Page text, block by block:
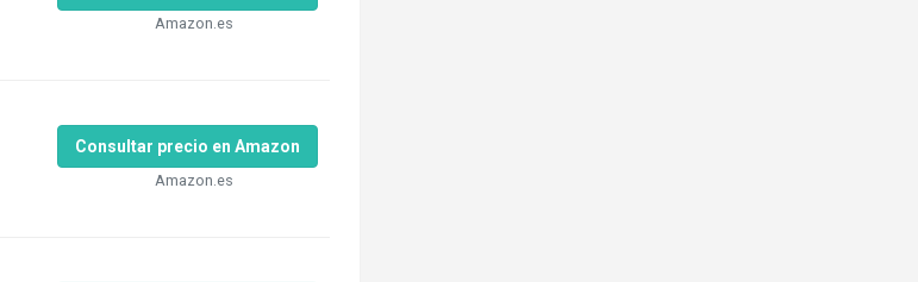
Amazon.es
Consultar precio en Amazon
Amazon.es